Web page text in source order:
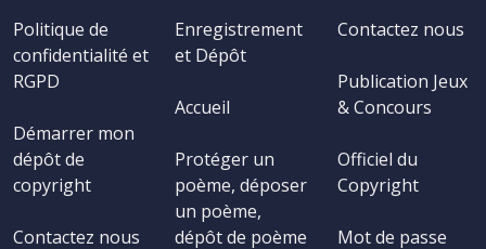
Politique de
confidentialité et
RGPD
Démarrer mon
dépôt de
copyright
Contactez nous
Enregistrement
et Dépôt
Accueil
Protéger un
poème, déposer
un poème,
dépôt de poème
Contactez nous
Publication Jeux
& Concours
Officiel du
Copyright
Mot de passe